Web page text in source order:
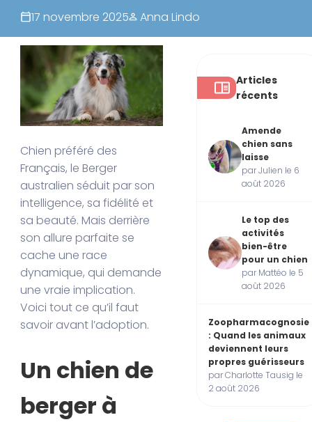
17 novembre 2025 Anna Lindo
Chien préféré des
Français, le Berger
australien séduit par son
intelligence, sa fidélité et
sa beauté. Mais derrière
son allure parfaite se
cache une race
dynamique, qui demande
une vraie implication.
Voici tout ce qu’il faut
savoir avant l’adoption.
Un chien de
berger à
Articles
récents
Amende
chien sans
laisse
par Julien le 6
août 2026
Le top des
activités
bien-être
pour un chien
par Mattéo le 5
août 2026
Zoopharmacognosie
: Quand les animaux
deviennent leurs
propres guérisseurs
par Charlotte Tausig le
2 août 2026